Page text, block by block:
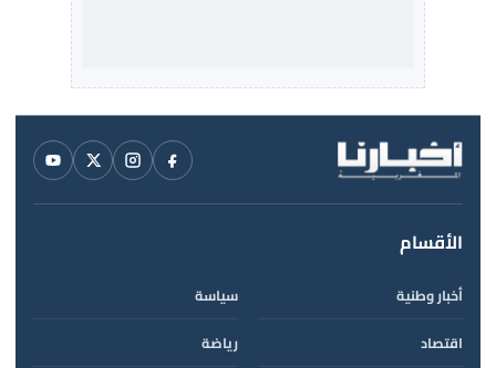
الأقسام
أخبار وطنية
سياسة
اقتصاد
رياضة